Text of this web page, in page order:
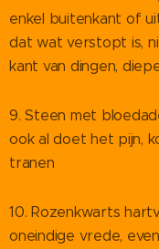
enkel buitenkant of
dat wat verstopt is,
kant van dingen,
9. Steen met
ook al doet het pijn,
tranen
10. Rozenkwarts
oneindige vrede,